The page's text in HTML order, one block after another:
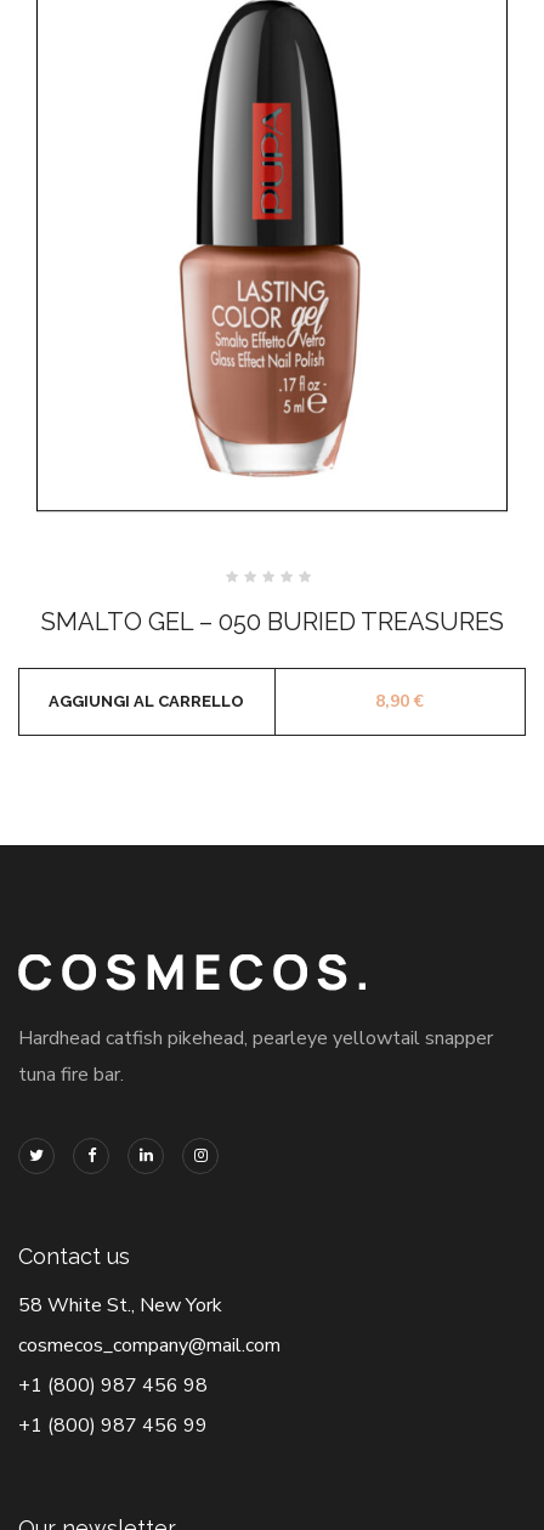
su
5
SMALTO GEL – 050 BURIED TREASURES
8,90€
AGGIUNGI AL CARRELLO
Hardhead catfish pikehead, pearleye yellowtail snapper
tuna fire bar.
Contact us
58 White St., New York
cosmecos_company@mail.com
+1 (800) 987 456 98
+1 (800) 987 456 99